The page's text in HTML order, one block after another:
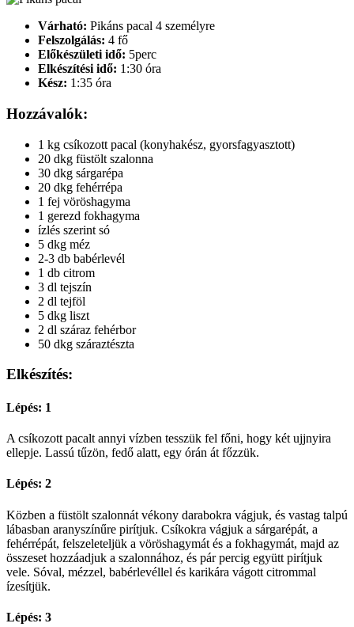
Várható: Pikáns pacal 4 személyre
Felszolgálás: 4 fő
Előkészületi idő: 5perc
Elkészítési idő: 1:30 óra
Kész: 1:35 óra
Hozzávalók:
1 kg csíkozott pacal (konyhakész, gyorsfagyasztott)
20 dkg füstölt szalonna
30 dkg sárgarépa
20 dkg fehérrépa
1 fej vöröshagyma
1 gerezd fokhagyma
ízlés szerint só
5 dkg méz
2-3 db babérlevél
1 db citrom
3 dl tejszín
2 dl tejföl
5 dkg liszt
2 dl száraz fehérbor
50 dkg száraztészta
Elkészítés:
Lépés: 1
A csíkozott pacalt annyi vízben tesszük fel főni, hogy két ujjnyira
ellepje. Lassú tűzön, fedő alatt, egy órán át főzzük.
Lépés: 2
Közben a füstölt szalonnát vékony darabokra vágjuk, és vastag talpú
lábasban aranyszínűre pirítjuk. Csíkokra vágjuk a sárgarépát, a
fehérrépát, felszeleteljük a vöröshagymát és a fokhagymát, majd az
összeset hozzáadjuk a szalonnához, és pár percig együtt pirítjuk
vele. Sóval, mézzel, babérlevéllel és karikára vágott citrommal
ízesítjük.
Lépés: 3